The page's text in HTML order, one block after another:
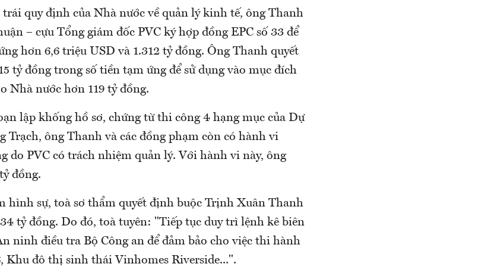
quy định của Nhà nước về quản lý kinh tế, ông Thanh
– cựu Tổng giám đốc PVC ký hợp đồng EPC số 33 để
hơn 6,6 triệu USD và 1.312 tỷ đồng. Ông Thanh quyết
tỷ đồng trong số tiền tạm ứng để sử dụng vào mục đích
Nhà nước hơn 119 tỷ đồng.
lập khống hồ sơ, chứng từ thi công 4 hạng mục của Dự
Trạch, ông Thanh và các đồng phạm còn có hành vi
do PVC có trách nhiệm quản lý. Với hành vi này, ông
đồng.
hình sự, toà sơ thẩm quyết định buộc Trịnh Xuân Thanh
tỷ đồng. Do đó, toà tuyên: "Tiếp tục duy trì lệnh kê biên
ninh điều tra Bộ Công an để đảm bảo cho việc thi hành
Khu đô thị sinh thái Vinhomes Riverside...".